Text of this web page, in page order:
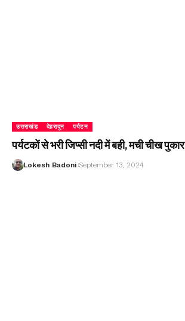
उत्तराखंड देहरादून पर्यटन
पर्यटकों से भरी जिप्सी नदी में बही, मची चीख पुकार
Lokesh Badoni September 13, 2024